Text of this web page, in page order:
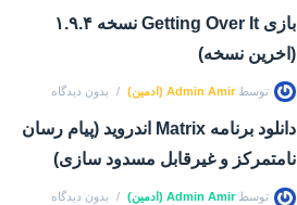
بازی Getting Over It نسخه ۱.۹.۴
(اخرین نسخه)
توسط Admin Amir (ادمین) بدون دیدگاه
دانلود برنامه Matrix اندروید (پیام رسان
نامتمرکز و غیرقابل مسدود سازی)
توسطAdmin Amir (ادمین) بدون دیدگاه